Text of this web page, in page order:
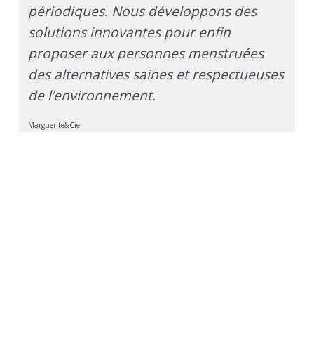
périodiques. Nous développons des
solutions innovantes pour enfin
proposer aux personnes menstruées
des alternatives saines et respectueuses
de l’environnement.
Marguerite&Cie